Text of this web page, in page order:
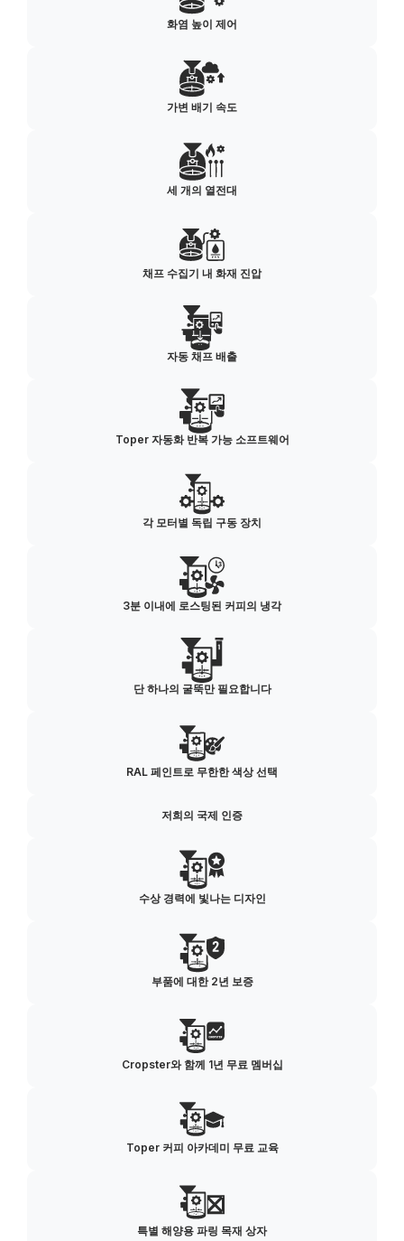
화염 높이 제어
가변 배기 속도
세 개의 열전대
채프 수집기 내 화재 진압
자동 채프 배출
Toper 자동화 반복 가능 소프트웨어
각 모터별 독립 구동 장치
3분 이내에 로스팅된 커피의 냉각
단 하나의 굴뚝만 필요합니다
RAL 페인트로 무한한 색상 선택
저희의 국제 인증
수상 경력에 빛나는 디자인
부품에 대한 2년 보증
Cropster와 함께 1년 무료 멤버십
Toper 커피 아카데미 무료 교육
특별 해양용 파링 목재 상자